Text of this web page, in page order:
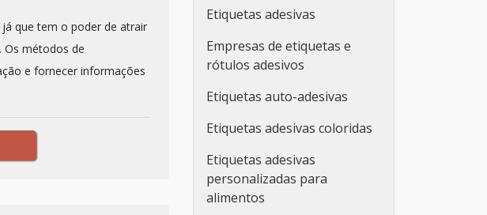
que tem o poder de atrair
Os métodos de
e fornecer informações
Etiquetas adesivas
Empresas de etiquetas e
rótulos adesivos
Etiquetas auto-adesivas
Etiquetas adesivas coloridas
Etiquetas adesivas
personalizadas para
alimentos